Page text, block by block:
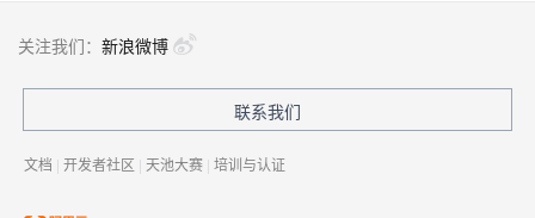
关注我们： 新浪微博
联系我们
文档 | 开发者社区 | 天池大赛 | 培训与认证